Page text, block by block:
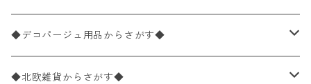
ペーパーナプキン10枚入りパック
ライスペーパー
パック売り
バラ売り
パック売り
40×40cm（ディナーサイズ）
バラ売り
21×21cm（ポケットサイズ）
植物・グリーン柄
動物・鳥・昆虫・蝶柄
ドイツ製 IHR/イア
ランチサイズ
ドイツ製 Ambiente/アンビエンテ
◆デコパージュ用品からさがす◆
デコパージュ液
◆北欧雑貨からさがす◆